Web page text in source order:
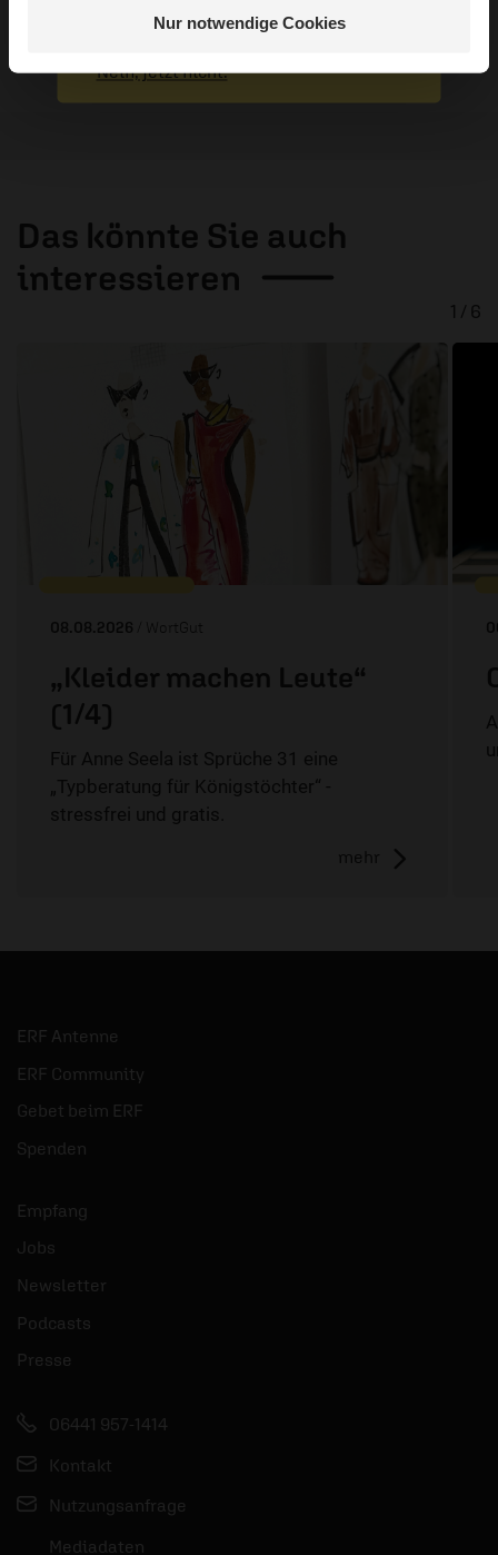
Nur notwendige Cookies
Das könnte Sie auch
interessieren
08.08.2026 / WortGut
„Kleider machen Leute“
(1/4)
Für Anne Seela ist Sprüche 31 eine
„Typberatung für Königstöchter“ -
stressfrei und gratis.
mehr
1 / 6
ERF Antenne
ERF Community
Gebet beim ERF
Spenden
Empfang
Jobs
Newsletter
Podcasts
Presse
06441 957-1414
Kontakt
Nutzungsanfrage
Mediadaten
entdecken
Nein, jetzt nicht.